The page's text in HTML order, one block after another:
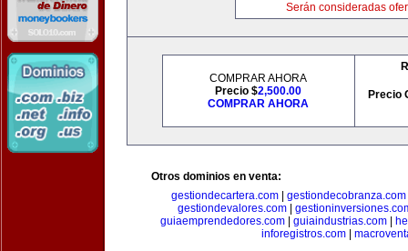
Serán consideradas
COMPRAR AHORA
Precio $2,500.00
COMPRAR AHORA
Precio
Otros dominios en venta:
gestiondecartera.com| gestiondecobranza.com
gestiondevalores.com|
guiaemprendedores.com
guiaindustrias.com
inforegistros.com